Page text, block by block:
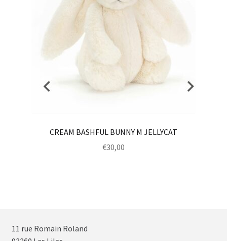
CREAM BASHFUL BUNNY M JELLYCAT
€30,00
11 rue Romain Roland